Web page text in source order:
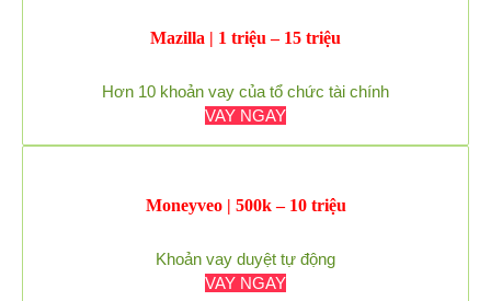
Mazilla | 1 triệu – 15 triệu
Hơn 10 khoản vay của tổ chức tài chính
VAY NGAY
Moneyveo | 500k – 10 triệu
Khoản vay duyệt tự động
VAY NGAY